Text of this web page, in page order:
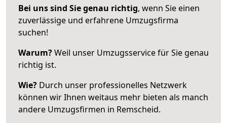
Bei uns sind Sie genau richtig, wenn Sie einen
zuverlässige und erfahrene Umzugsfirma
suchen!
Warum?Weil unser Umzugsservice für Sie genau
richtig ist.
Wie? Durch unser professionelles Netzwerk
können wir Ihnen weitaus mehr bieten als manch
andere Umzugsfirmen in Remscheid.